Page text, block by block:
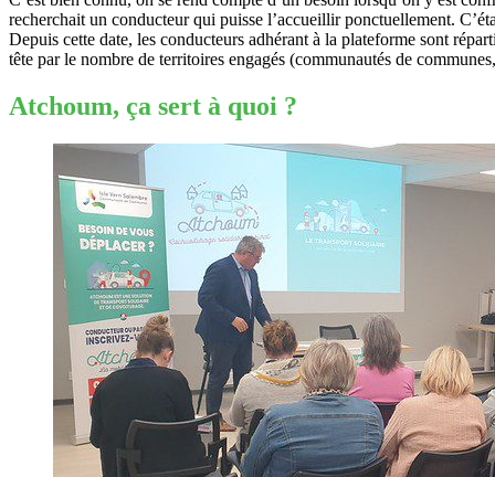
recherchait un conducteur qui puisse l’accueillir ponctuellement.
Depuis cette date, les conducteurs adhérant à la plateforme sont
tête par le nombre de territoires engagés (communautés de
Atchoum, ça sert à quoi ?